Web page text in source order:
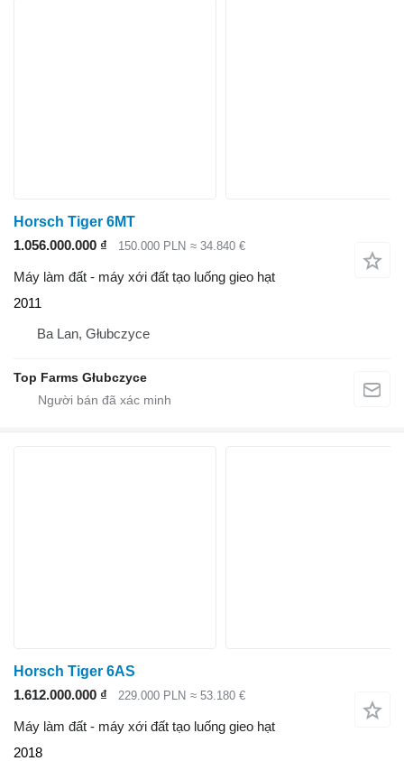
Horsch Tiger 6MT
1.056.000.000 ₫
150.000 PLN ≈ 34.840 €
Máy làm đất - máy xới đất tạo luống gieo hạt
2011
Ba Lan, Głubczyce
Top Farms Głubczyce
Horsch Tiger 6AS
1.612.000.000 ₫
229.000 PLN ≈ 53.180 €
Máy làm đất - máy xới đất tạo luống gieo hạt
2018